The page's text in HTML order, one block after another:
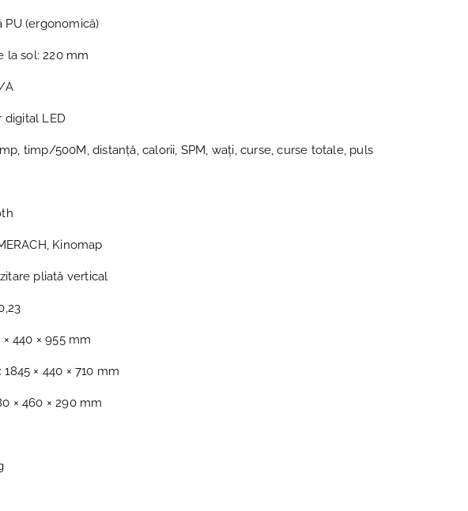
PU (ergonomică)
la sol: 220 mm
A
digital LED
timp/500M, distanță, calorii, SPM, wați, curse, curse totale, puls
Kinomap
pliată vertical
440 × 955 mm
× 440 × 710 mm
× 460 × 290 mm